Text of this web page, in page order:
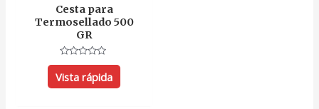
Cesta para
Termosellado 500
GR
Valorado
con
0
de
Vista rápida